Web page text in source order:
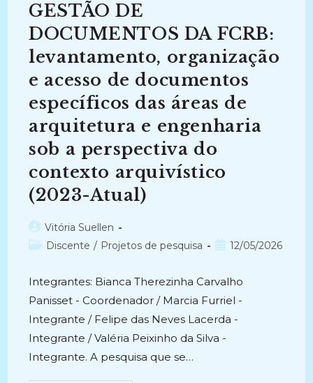
Documental
Como
Elemento
De
Representação
Do
Acervo
Arquivístico
(2019-
2021)
GESTÃO DE
DOCUMENTOS DA FCRB:
levantamento, organização
e acesso de documentos
específicos das áreas de
arquitetura e engenharia
sob a perspectiva do
contexto arquivístico
(2023-Atual)
Autor
do
Vitória Suellen
Categoria
Discente / Projetos de pesquisa
Post12/05/2026
Integrantes: Bianca Therezinha Carvalho
Panisset - Coordenador / Marcia Furriel -
Integrante / Felipe das Neves Lacerda -
Integrante / Valéria Peixinho da Silva -
Integrante. A pesquisa que se…